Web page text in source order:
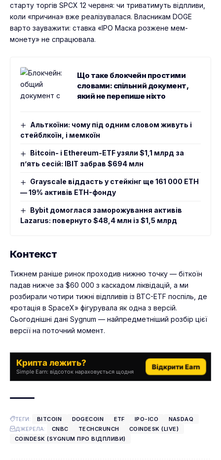
старту торгів SPCX 12 червня: чи триватимуть відпливи,
коли «причина» вже реалізувалася. Власникам DOGE
варто зауважити: ставка «IPO Маска розжене мем-
монету» не спрацювала.
Що таке блокчейн простими
словами: спільний документ,
який не перепише ніхто
Альткоїни: чому під одним словом живуть і
стейблкоїн, і мемкоїн
Bitcoin- і Ethereum-ETF узяли $1,1 млрд за
пʼять сесій: IBIT забрав $694 млн
Grayscale віддасть у стейкінг ще 161 000 ETH
— 19% активів ETH-фонду
Bybit домоглася заморожування активів
Lazarus: повернуто $48,4 млн із $1,5 млрд
Контекст
Тижнем раніше ринок проходив нижню точку — біткоїн
падав нижче за $60 000 з каскадом ліквідацій, а ми
розбирали чотири тижні відпливів із BTC-ETF поспіль , де
«ротація в SpaceX» фігурувала як одна з версій.
Сьогоднішні дані Sygnum — найпредметніший розбір цієї
версії на поточний момент.
Крипта лежить?
Simple Earn: відсоток нараховується щодня
Відкрити Earn
ТЕГИ: BITCOIN DOGECOIN ETF IPO-ICO
NASDAQ
ДЖЕРЕЛА:
CNBC TECHCRUNCH
COINDESK (LIVE)
COINDESK (SYGNUM ПРО ВІДПЛИВИ)